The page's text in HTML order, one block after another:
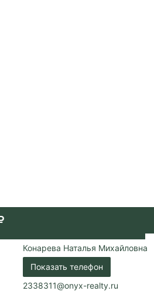
Конарева Наталья Михайловна
Показать телефон
2338311@onyx-realty.ru